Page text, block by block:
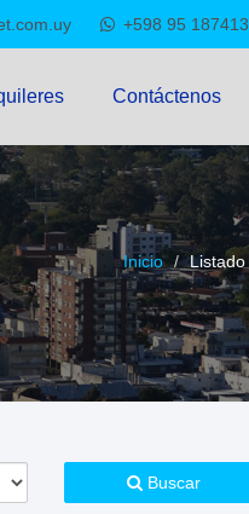
+598 95 187413
Contáctenos
Inicio Listado
Buscar